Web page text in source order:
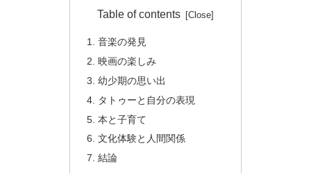
Table of contents
音楽の発見
映画の楽しみ
幼少期の思い出
タトゥーと自分の表現
本と子育て
文化体験と人間関係
結論